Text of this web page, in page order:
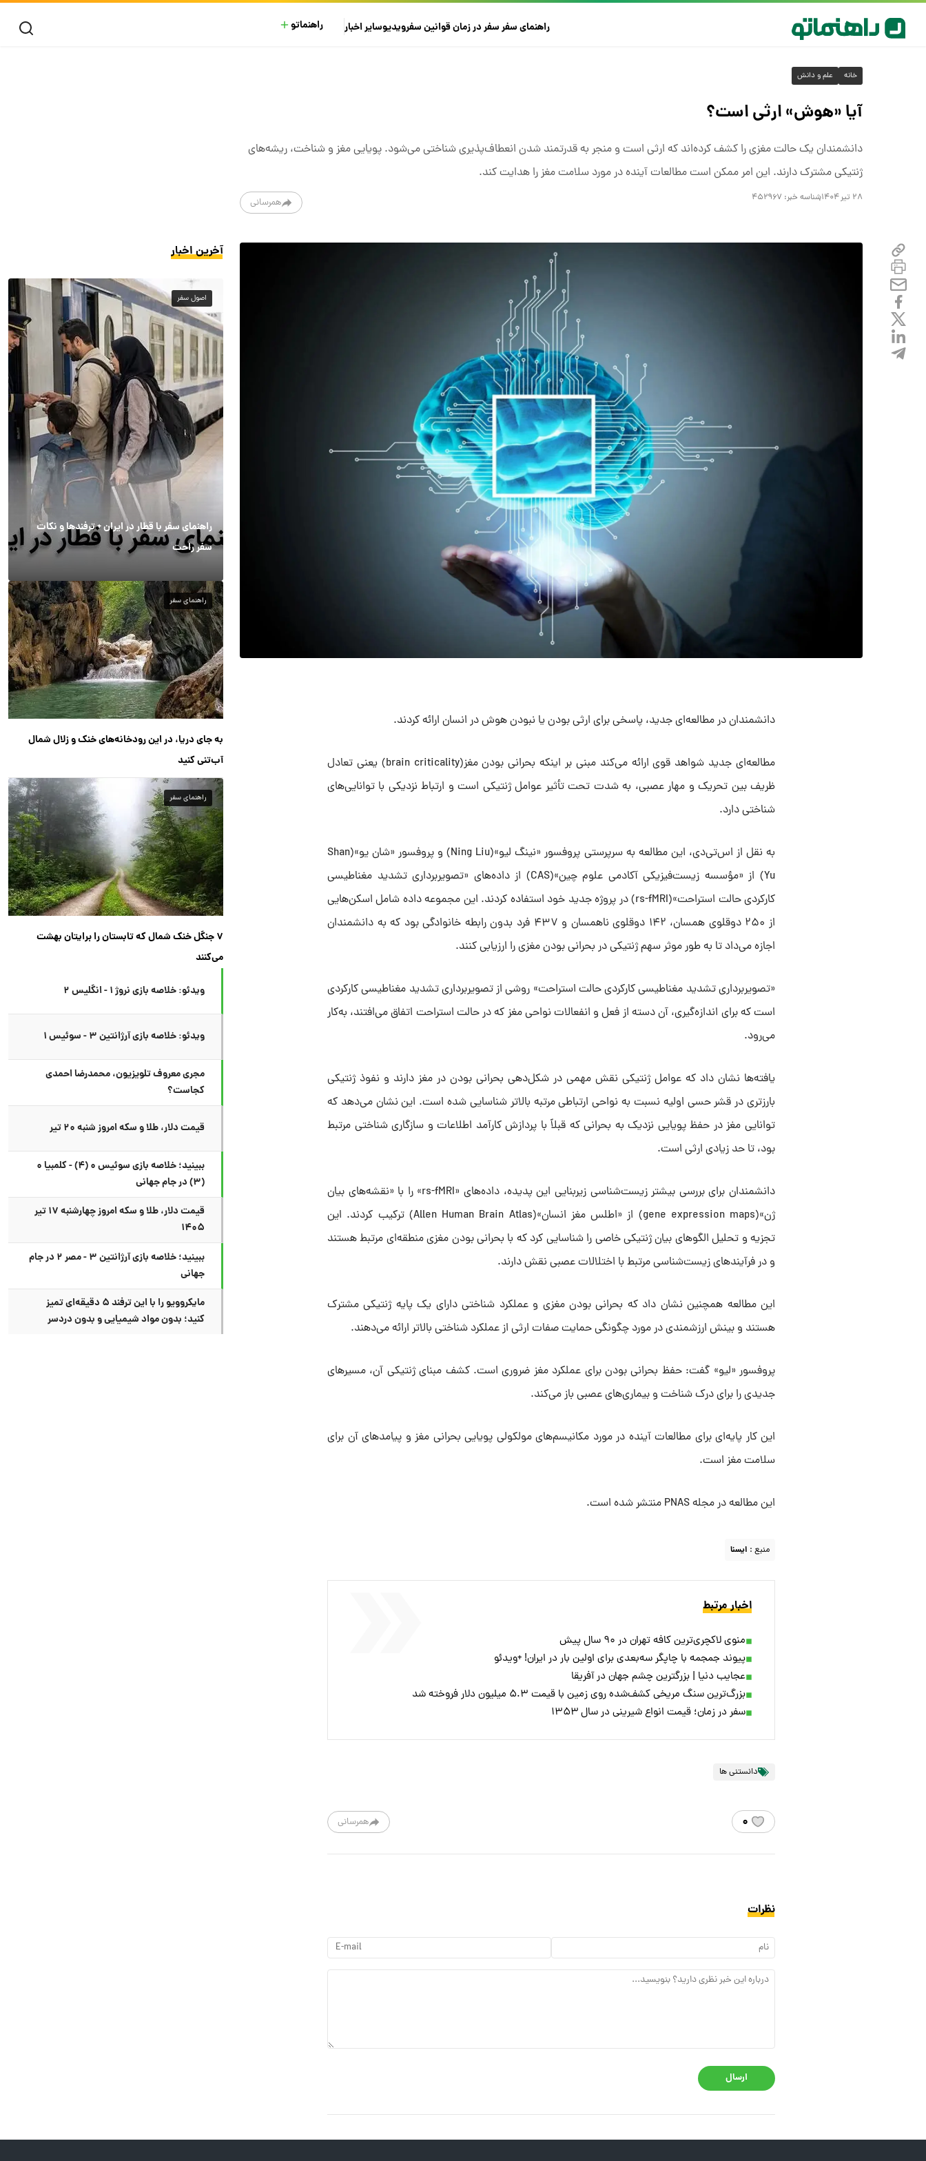
راهنمای سفرسفر در زمانقوانین سفرویدیوسایراخبار راهنماتو
خانه علم و دانش
آیا «هوش» ارثی است؟
دانشمندان یک حالت مغزی را کشف کرده‌اند که ارثی است و منجر به قدرتمند شدن انعطاف‌پذیری شناختی می‌شود. پویایی مغز و شناخت، ریشه‌های
ژنتیکی مشترک دارند. این امر ممکن است مطالعات آینده در مورد سلامت مغز را هدایت کند.
۲۸ تیر ۱۴۰۴ شناسه خبر: ۴۵۲۹۶۷ همرسانی
دانشمندان در مطالعه‌ای جدید، پاسخی برای ارثی بودن یا نبودن هوش در انسان ارائه کردند.
مطالعه‌ای جدید شواهد قوی ارائه می‌کند مبنی بر اینکه بحرانی بودن مغز(brain criticality) یعنی تعادل
ظریف بین تحریک و مهار عصبی، به شدت تحت تأثیر عوامل ژنتیکی است و ارتباط نزدیکی با توانایی‌های
شناختی دارد.
به نقل از اس‌تی‌دی، این مطالعه به سرپرستی پروفسور «نینگ لیو»(Ning Liu) و پروفسور «شان یو»(Shan
Yu) از «مؤسسه زیست‌فیزیکی آکادمی علوم چین»(CAS) از داده‌های «تصویربرداری تشدید مغناطیسی
کارکردی حالت استراحت»(rs-fMRI) در پروژه جدید خود استفاده کردند. این مجموعه داده شامل اسکن‌هایی
از ۲۵۰ دوقلوی همسان، ۱۴۲ دوقلوی ناهمسان و ۴۳۷ فرد بدون رابطه خانوادگی بود که به دانشمندان
اجازه می‌داد تا به طور موثر سهم ژنتیکی در بحرانی بودن مغزی را ارزیابی کنند.
«تصویربرداری تشدید مغناطیسی کارکردی حالت استراحت» روشی از تصویربرداری تشدید مغناطیسی کارکردی
است که برای اندازه‌گیری، آن دسته از فعل‌ و انفعالات نواحی مغز که در حالت استراحت اتفاق می‌افتند، به‌کار
می‌رود.
یافته‌ها نشان داد که عوامل ژنتیکی نقش مهمی در شکل‌دهی بحرانی بودن در مغز دارند و نفوذ ژنتیکی
بارزتری در قشر حسی اولیه نسبت به نواحی ارتباطی مرتبه بالاتر شناسایی شده است. این نشان می‌دهد که
توانایی مغز در حفظ پویایی نزدیک به بحرانی که قبلاً با پردازش کارآمد اطلاعات و سازگاری شناختی مرتبط
بود، تا حد زیادی ارثی است.
دانشمندان برای بررسی بیشتر زیست‌شناسی زیربنایی این پدیده، داده‌های «rs-fMRI» را با «نقشه‌های بیان
ژن»(gene expression maps) از «اطلس مغز انسان»(Allen Human Brain Atlas) ترکیب کردند. این
تجزیه و تحلیل الگوهای بیان ژنتیکی خاصی را شناسایی کرد که با بحرانی بودن مغزی منطقه‌ای مرتبط هستند
و در فرآیندهای زیست‌شناسی مرتبط با اختلالات عصبی نقش دارند.
این مطالعه همچنین نشان داد که بحرانی بودن مغزی و عملکرد شناختی دارای یک پایه ژنتیکی مشترک
هستند و بینش ارزشمندی در مورد چگونگی حمایت صفات ارثی از عملکرد شناختی بالاتر ارائه می‌دهند.
پروفسور «لیو» گفت: حفظ بحرانی بودن برای عملکرد مغز ضروری است. کشف مبنای ژنتیکی آن، مسیرهای
جدیدی را برای درک شناخت و بیماری‌های عصبی باز می‌کند.
این کار پایه‌ای برای مطالعات آینده در مورد مکانیسم‌های مولکولی پویایی بحرانی مغز و پیامدهای آن برای
سلامت مغز است.
این مطالعه‌ در مجله PNAS منتشر شده است.
منبع : ايسنا
اخبار مرتبط
منوی لاکچری‌ترین کافه تهران در ۹۰ سال پیش
پیوند جمجمه با چاپگر سه‌بعدی برای اولین بار در ایران! +ویدئو
عجایب دنیا | بزرگترین چشم جهان در آفریقا
بزرگ‌ترین سنگ مریخی کشف‌شده روی زمین با قیمت ۵.۳ میلیون دلار فروخته شد
سفر در زمان؛ قیمت انواع شیرینی در سال ۱۳۵۳
دانستنی ها
همرسانی ۰
نظرات
ارسال
آخرین اخبار
اصول سفر
راهنمای سفر با قطار در ایران + ترفندها و نکات
سفر راحت
راهنمای سفر
به جای دریا، در این رودخانه‌های خنک و زلال شمال
آب‌تنی کنید
راهنمای سفر
۷ جنگل خنک شمال که تابستان را برایتان بهشت
می‌کنند
ویدئو: خلاصه بازی نروژ ۱ - انگلیس ۲
ویدئو: خلاصه بازی آرژانتین ۳ - سوئیس ۱
مجری معروف تلویزیون، محمدرضا احمدی
کجاست؟
قیمت دلار، طلا و سکه امروز شنبه ۲۰ تیر
ببینید؛ خلاصه بازی سوئیس ۰ (۴) - کلمبیا ۰
(۳) در جام جهانی
قیمت دلار، طلا و سکه امروز چهارشنبه ۱۷ تیر
۱۴۰۵
ببینید؛ خلاصه بازی آرژانتین ۳ - مصر ۲ در جام
جهانی
مایکروویو را با این ترفند ۵ دقیقه‌ای تمیز
کنید؛ بدون مواد شیمیایی و بدون دردسر